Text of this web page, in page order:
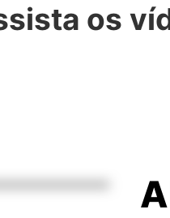
os